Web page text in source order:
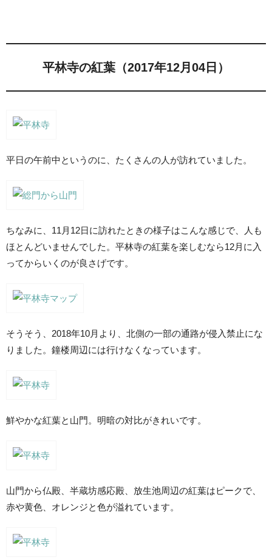
平林寺の紅葉（2017年12月04日）
平日の午前中というのに、たくさんの人が訪れていました。
ちなみに、11月12日に訪れたときの様子はこんな感じで、人も
ほとんどいませんでした。平林寺の紅葉を楽しむなら12月に入
ってからいくのが良さげです。
そうそう、2018年10月より、北側の一部の通路が侵入禁止にな
りました。鐘楼周辺には行けなくなっています。
鮮やかな紅葉と山門。明暗の対比がきれいです。
山門から仏殿、半蔵坊感応殿、放生池周辺の紅葉はピークで、
赤や黄色、オレンジと色が溢れています。